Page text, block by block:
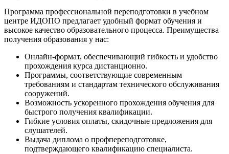
Программа профессиональной переподготовки в учебном
центре ИДОПО предлагает удобный формат обучения и
высокое качество образовательного процесса. Преимущества
получения образования у нас:
Онлайн-формат, обеспечивающий гибкость и удобство
прохождения курса дистанционно.
Программы, соответствующие современным
требованиям и стандартам технического обслуживания
сооружений.
Возможность ускоренного прохождения обучения для
быстрого получения квалификации.
Гибкие условия оплаты, скидочные предложения для
слушателей.
Выдача диплома о профпереподготовке,
подтверждающего квалификацию специалиста.